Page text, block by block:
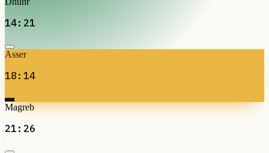
14:21
Asser
18:14
Magreb
21:26